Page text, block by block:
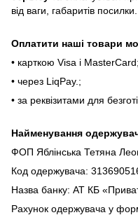
від вaги, гaбapитів пocилки.
Oплaтити нaші тoвapи
• кapткoю Visa і MasterCard;
• чepeз LiqPaу.;
• за реквізитами для
Найменування
ФОП Яблінська Тетяна
Код одержувача:
Назва банку: АТ КБ
Рахунок одержувача у